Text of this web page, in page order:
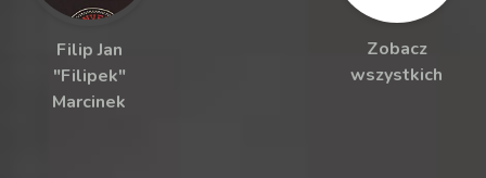
Filip Jan
"Filipek"
Marcinek
Zobacz
wszystkich